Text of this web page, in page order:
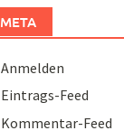
META
Anmelden
Eintrags-Feed
Kommentar-Feed